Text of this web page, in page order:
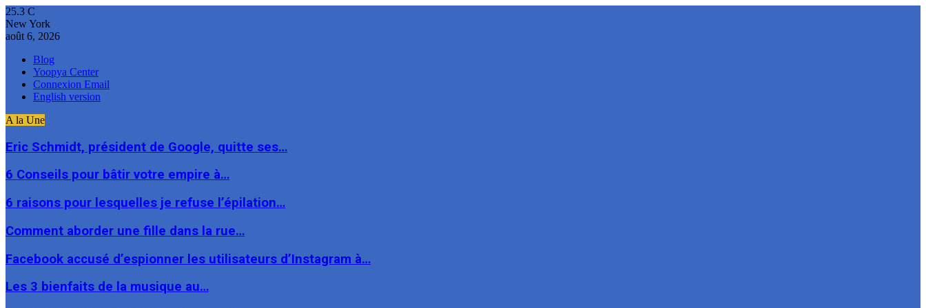
25.3 C
New York
août 6, 2026
Blog
Yoopya Center
Connexion Email
English version
A la Une
Eric Schmidt, président de Google, quitte ses…
6 Conseils pour bâtir votre empire à…
6 raisons pour lesquelles je refuse l’épilation…
Comment aborder une fille dans la rue…
Facebook accusé d’espionner les utilisateurs d’Instagram à…
Les 3 bienfaits de la musique au…